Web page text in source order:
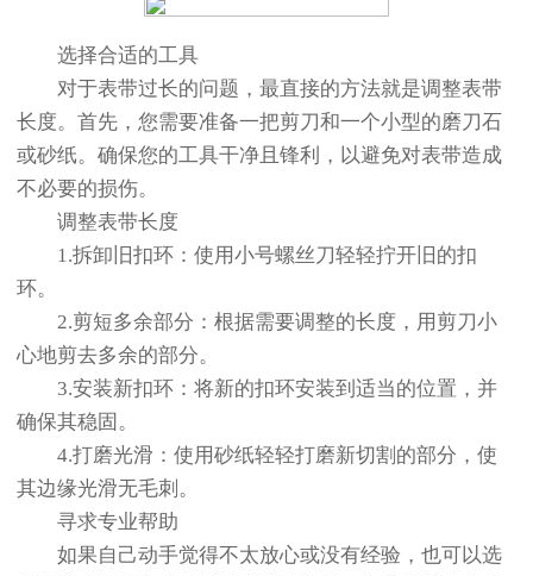
选择合适的工具
对于表带过长的问题，最直接的方法就是调整表带
长度。首先，您需要准备一把剪刀和一个小型的磨刀石
或砂纸。确保您的工具干净且锋利，以避免对表带造成
不必要的损伤。
调整表带长度
1.拆卸旧扣环：使用小号螺丝刀轻轻拧开旧的扣
环。
2.剪短多余部分：根据需要调整的长度，用剪刀小
心地剪去多余的部分。
3.安装新扣环：将新的扣环安装到适当的位置，并
确保其稳固。
4.打磨光滑：使用砂纸轻轻打磨新切割的部分，使
其边缘光滑无毛刺。
寻求专业帮助
如果自己动手觉得不太放心或没有经验，也可以选